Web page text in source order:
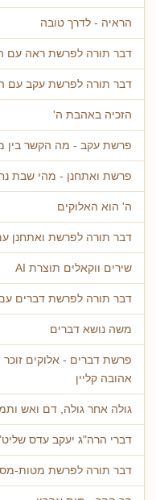
הראיה - לדרך טובה
דבר תורה לפרשת ראה עם
דבר תורה לפרשת עקב עם
הזכיה באהבת ה'
פרשת עקב - מה הקשר בין
פרשת ואתחנן - מהי שבת
ה' הוא האלוקים
דבר תורה לפרשת ואתחנן
שירים ווקאלים תוצרת AI
דבר תורה לפרשת דברים עם
משה נושא דברים
פרשת דברים - אלוקים
אהובה קליין
גולה אחר גולה, דם ואש
דברי הרה"ג יעקב עדס
דבר תורה לפרשת מטות-